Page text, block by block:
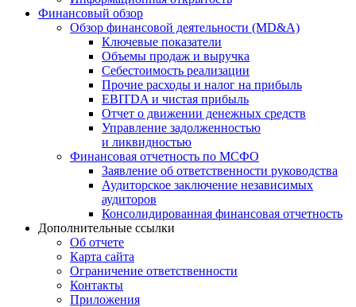
Финансовый обзор
Обзор финансовой деятельности (MD&A)
Ключевые показатели
Объемы продаж и выручка
Себестоимость реализации
Прочие расходы и налог на прибыль
EBITDA и чистая прибыль
Отчет о движении денежных средств
Управление задолженностью
и ликвидностью
Финансовая отчетность по МСФО
Заявление об ответственности руководства
Аудиторское заключение независимых
аудиторов
Консолидированная финансовая отчетность
Дополнительные ссылки
Об отчете
Карта сайта
Ограничение ответственности
Контакты
Приложения